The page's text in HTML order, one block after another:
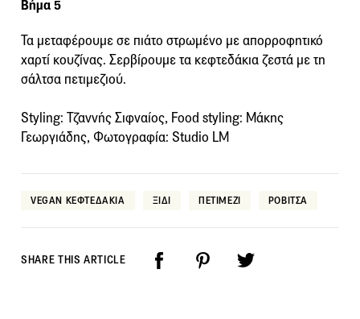
Βήμα 5
Τα μεταφέρουμε σε πιάτο στρωμένο με απορροφητικό
χαρτί κουζίνας. Σερβίρουμε τα κεφτεδάκια ζεστά με τη
σάλτσα πετιμεζιού.
Styling: Τζαννής Σιφναίος, Food styling: Μάκης
Γεωργιάδης, Φωτογραφία: Studio LM
VEGAN ΚΕΦΤΕΔΑΚΙΑ ΞΙΔΙ ΠΕΤΙΜΕΖΙ ΡΟΒΙΤΣΑ
SHARE THIS ARTICLE